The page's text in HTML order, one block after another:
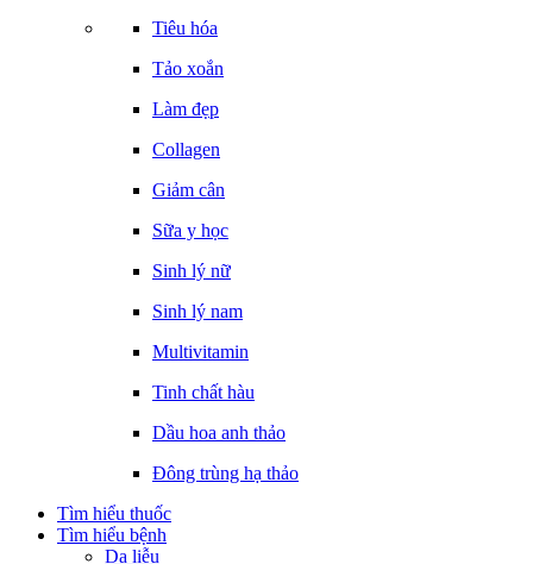
Tiêu hóa
Tảo xoắn
Làm đẹp
Collagen
Giảm cân
Sữa y học
Sinh lý nữ
Sinh lý nam
Multivitamin
Tinh chất hàu
Dầu hoa anh thảo
Đông trùng hạ thảo
Tìm hiểu thuốc
Tìm hiểu bệnh
Da liễu